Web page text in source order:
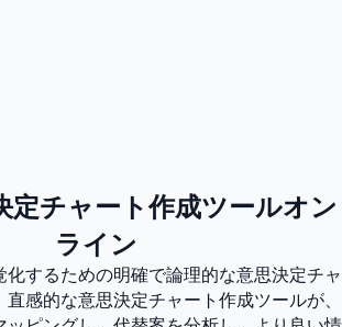
定チャート作成ツールオン
ライン
するための明確で論理的な意思決定チャ
感的な意思決定チャート作成ツールが、